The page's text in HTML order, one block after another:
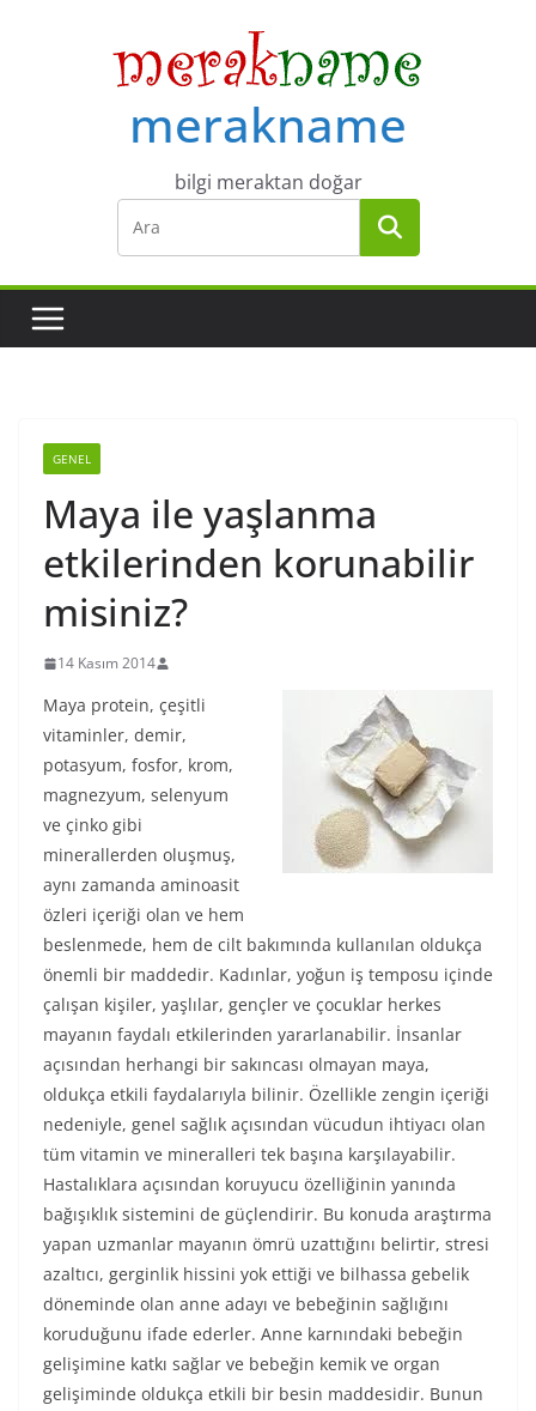
merakname
bilgi meraktan doğar
GENEL
Maya ile yaşlanma
etkilerinden korunabilir
misiniz?
14 Kasım 2014
Maya protein, çeşitli
vitaminler, demir,
potasyum, fosfor, krom,
magnezyum, selenyum
ve çinko gibi
minerallerden oluşmuş,
aynı zamanda aminoasit
özleri içeriği olan ve hem
beslenmede, hem de cilt bakımında kullanılan oldukça
önemli bir maddedir. Kadınlar, yoğun iş temposu içinde
çalışan kişiler, yaşlılar, gençler ve çocuklar herkes
mayanın faydalı etkilerinden yararlanabilir. İnsanlar
açısından herhangi bir sakıncası olmayan maya,
oldukça etkili faydalarıyla bilinir. Özellikle zengin içeriği
nedeniyle, genel sağlık açısından vücudun ihtiyacı olan
tüm vitamin ve mineralleri tek başına karşılayabilir.
Hastalıklara açısından koruyucu özelliğinin yanında
bağışıklık sistemini de güçlendirir. Bu konuda araştırma
yapan uzmanlar mayanın ömrü uzattığını belirtir, stresi
azaltıcı, gerginlik hissini yok ettiği ve bilhassa gebelik
döneminde olan anne adayı ve bebeğinin sağlığını
koruduğunu ifade ederler. Anne karnındaki bebeğin
gelişimine katkı sağlar ve bebeğin kemik ve organ
gelişiminde oldukça etkili bir besin maddesidir. Bunun